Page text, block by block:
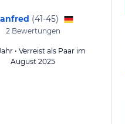
(41-45)
2 Bewertungen
• Verreist als Paar im
August 2025